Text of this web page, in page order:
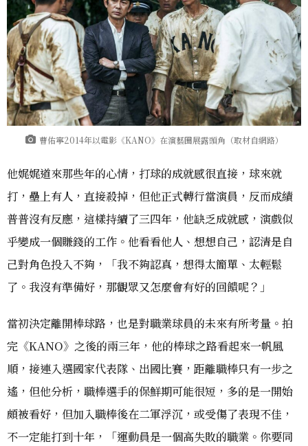
曹佑寧2014年以電影《KANO》在演藝圈展露頭角（取材自網路）
他娓娓道來那些年的心情，打球的成就感很直接，球來就
打，壘上有人，直接殺掉，但他正式轉行當演員，反而成績
普普沒有反應，這樣持續了三四年，他缺乏成就感，演戲似
乎變成一個賺錢的工作。他看看他人、想想自己，認清是自
己對角色投入不夠，「我不夠認真，想得太簡單、太輕鬆
了。我沒有準備好，那觀眾又怎麼會有好的回饋呢？」
當初決定離開棒球路，也是對職業球員的未來有所考量。拍
完《KANO》之後的兩三年，他的棒球之路看起來一帆風
順，接連入選國家代表隊、出國比賽，距離職棒只有一步之
遙，但他分析，職棒選手的保鮮期可能很短，多的是一開始
頗被看好，但加入職棒後在二軍浮沉，或受傷了表現不佳，
不一定能打到十年，「運動員是一個高失敗的職業。你要同